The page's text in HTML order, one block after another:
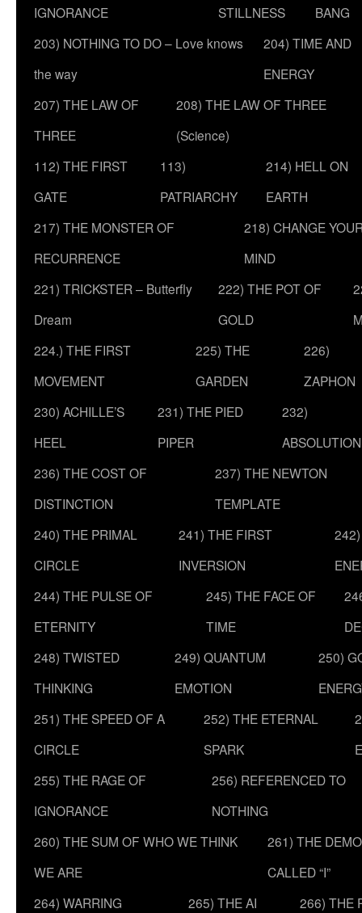
IGNORANCE
STILLNESS
BANG
203) NOTHING TO DO – Love knows
the way
204) TIME AND
ENERGY
207) THE LAW OF
THREE
208) THE LAW OF THREE
(Science)
112) THE FIRST
GATE
113)
PATRIARCHY
214) HELL ON
EARTH
217) THE MONSTER OF
RECURRENCE
218) CHANGE
MIND
221) TRICKSTER – Butterfly
Dream
222) THE POT OF
GOLD
224.) THE FIRST
MOVEMENT
225) THE
GARDEN
226)
ZAPHON
230) ACHILLE’S
HEEL
231) THE PIED
PIPER
232)
ABSOLUTION
236) THE COST OF
DISTINCTION
237) THE NEWTON
TEMPLATE
240) THE PRIMAL
CIRCLE
241) THE FIRST
INVERSION
244) THE PULSE OF
ETERNITY
245) THE FACE OF
TIME
248) TWISTED
THINKING
249) QUANTUM
EMOTION
250)
251) THE SPEED OF A
CIRCLE
252) THE ETERNAL
SPARK
255) THE RAGE OF
IGNORANCE
256) REFERENCED TO
NOTHING
260) THE SUM OF WHO WE THINK
WE ARE
261) THE
CALLED “I”
264) WARRING
265) THE AI
266) THE